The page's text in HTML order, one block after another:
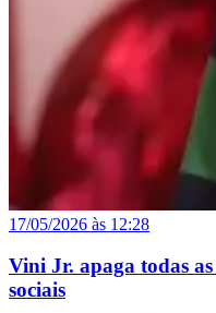
17/05/2026 às 12:28
Vini Jr. apaga todas
sociais